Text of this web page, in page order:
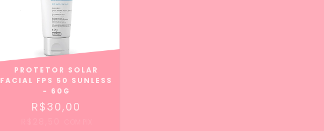
PROTETOR SOLAR
FACIAL FPS 50 SUNLESS
- 60G
R$30,00